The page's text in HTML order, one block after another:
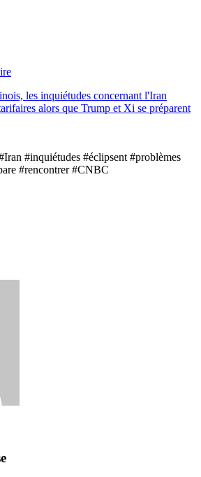
les inquiétudes concernant l'Iran
alors que Trump et Xi se préparent
#inquiétudes #éclipsent #problèmes
#rencontrer #CNBC